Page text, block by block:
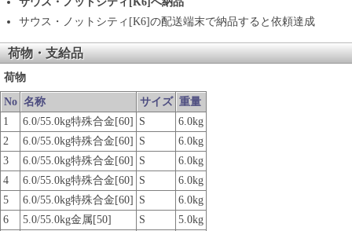
サウス・ノットシティ[K6]の配送端末で納品すると依頼達成
荷物・支給品
荷物
No 名称 サイズ 重量
1
6.0/55.0kg特殊合金[60] S
6.0kg
2
6.0/55.0kg特殊合金[60] S
6.0kg
3
6.0/55.0kg特殊合金[60] S
6.0kg
4
6.0/55.0kg特殊合金[60] S
6.0kg
5
6.0/55.0kg特殊合金[60] S
6.0kg
6
5.0/55.0kg金属[50] S
5.0kg